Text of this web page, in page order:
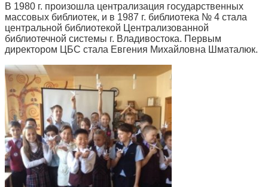
В 1980 г. произошла централизация государственных
массовых библиотек, и в 1987 г. библиотека № 4 стала
центральной библиотекой Централизованной
библиотечной системы г. Владивостока. Первым
директором ЦБС стала Евгения Михайловна Шматалюк.